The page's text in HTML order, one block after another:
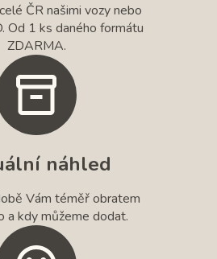
ČR našimi vozy nebo
Od 1 ks daného formátu
ZDARMA.
náhled
Vám téměř obratem
a kdy můžeme dodat.